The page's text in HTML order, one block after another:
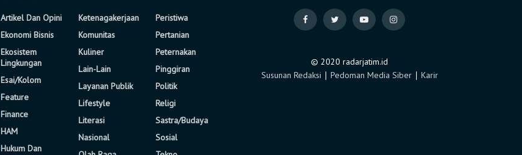
Artikel Dan Opini
Ekonomi Bisnis
Ekosistem
Lingkungan
Esai/Kolom
Feature
Finance
HAM
Hukum Dan
Ketenagakerjaan
Komunitas
Kuliner
Lain-Lain
Layanan Publik
Lifestyle
Literasi
Nasional
Peristiwa
Pertanian
Peternakan
Pinggiran
Politik
Religi
Sastra/Budaya
Sosial
© 2020 radarjatim.id
Susunan Redaksi ∣ Pedoman Media Siber∣ Karir